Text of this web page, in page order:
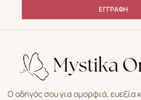
ΕΓΓΡΑΦΗ
Ο οδηγός σου για ομορφιά, ευεξία